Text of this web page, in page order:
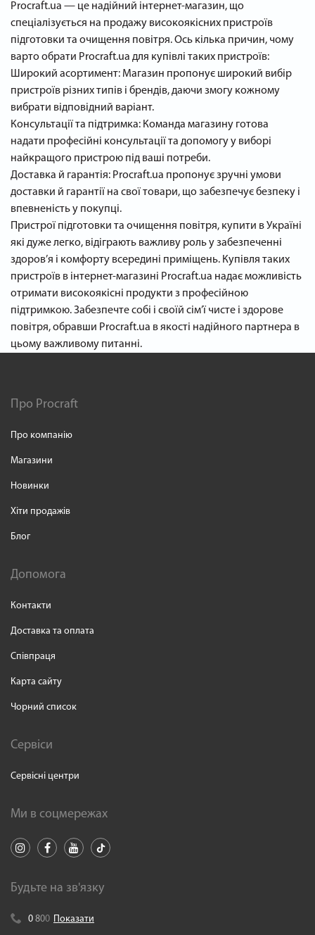
Procraft.ua — це надійний інтернет-магазин, що
спеціалізується на продажу високоякісних пристроїв
підготовки та очищення повітря. Ось кілька причин, чому
варто обрати Procraft.ua для купівлі таких пристроїв:
Широкий асортимент: Магазин пропонує широкий вибір
пристроїв різних типів і брендів, даючи змогу кожному
вибрати відповідний варіант.
Консультації та підтримка: Команда магазину готова
надати професійні консультації та допомогу у виборі
найкращого пристрою під ваші потреби.
Доставка й гарантія: Procraft.ua пропонує зручні умови
доставки й гарантії на свої товари, що забезпечує безпеку і
впевненість у покупці.
Пристрої підготовки та очищення повітря, купити в Україні
які дуже легко, відіграють важливу роль у забезпеченні
здоров’я і комфорту всередині приміщень. Купівля таких
пристроїв в інтернет-магазині Procraft.ua надає можливість
отримати високоякісні продукти з професійною
підтримкою. Забезпечте собі і своїй сім’ї чисте і здорове
повітря, обравши Procraft.ua в якості надійного партнера в
цьому важливому питанні.
Про Procraft
Про компанію
Магазини
Новинки
Хіти продажів
Блог
Допомога
Контакти
Доставка та оплата
Співпраця
Карта сайту
Чорний список
Сервіси
Сервісні центри
Ми в соцмережах
Будьте на зв'язку
0 800 Показати